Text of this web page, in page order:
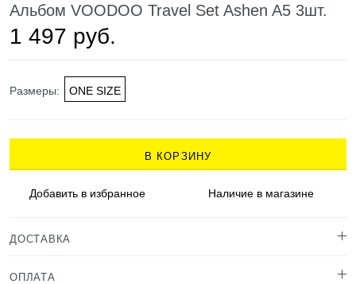
Альбом VOODOO Travel Set Ashen A5 3шт.
1 497 руб.
Размеры: ONE SIZE
В КОРЗИНУ
Добавить в избранное Наличиев магазине
ДОСТАВКА
ОПЛАТА